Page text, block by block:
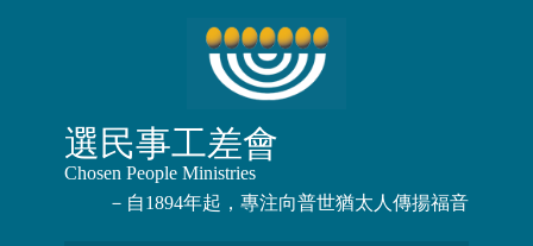
選民事工差會
Chosen People Ministries
－自1894年起，專注向普世猶太人傳揚福音